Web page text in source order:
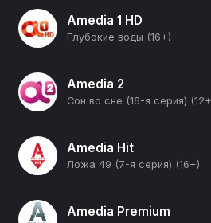
Amedia 1 HD
Глубокие воды (16+)
Amedia 2
Сон во сне (16-я серия)
Amedia Hit
Ложа 49 (7-я серия) (16+)
Amedia Premium